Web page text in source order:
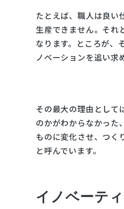
たとえば、職人は良い
生産できません。それ
なります。ところが、
ノベーションを追い求
その最大の理由として
のかがわからなかった
ものに変化させ、つく
と呼んでいます。
イノベーテ